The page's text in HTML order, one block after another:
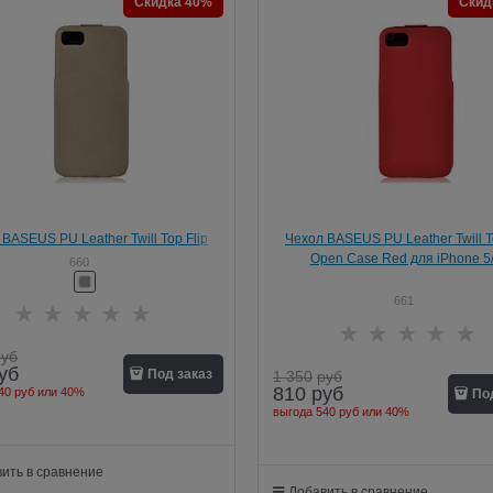
PU Leather Twill Top Flip
Case Beige для iPhone 5/5s
660
руб или 40%
Под заказ
в сравнение
Чехол BASEUS PU Leather Twill
Open Case Red для iPhone
661
1 350 руб
810 руб
выгода 540 руб или 40%